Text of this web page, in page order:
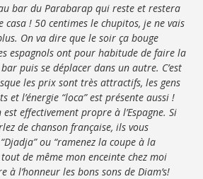
bar du Parabarap qui reste et restera
casa ! 50 centimes le chupitos, je ne vais
On va dire que le soir ça bouge
espagnols ont pour habitude de faire la
puis se déplacer dans un autre. C’est
les prix sont très attractifs, les gens
et l’énergie “loca” est présente aussi !
est effectivement propre à l’Espagne. Si
de chanson française, ils vous
ou “ramenez la coupe à la
tout de même mon enceinte chez moi
à l’honneur les bons sons de Diam’s!